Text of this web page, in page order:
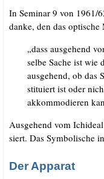
In Semi­nar 9 von 1961/​
dan­ke, den das
„dass aus­ge­hend
sel­be Sache ist wie
aus­ge­hend, ob das
sti­tu­iert ist oder
akkom­mo­die­ren
Aus­ge­hend vom
siert. Das Sym­bo­li­sche
Der Apparat